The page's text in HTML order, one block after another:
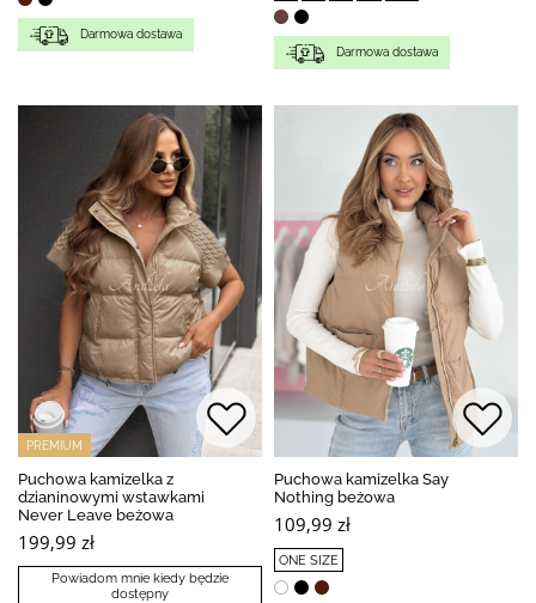
Darmowa dostawa
Darmowa dostawa
PREMIUM
Puchowa kamizelka z
dzianinowymi wstawkami
Never Leave beżowa
199,99 zł
Powiadom mnie kiedy będzie
dostępny
Puchowa kamizelka Say
Nothing beżowa
109,99 zł
ONE SIZE